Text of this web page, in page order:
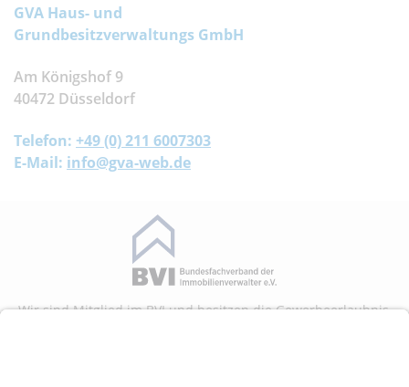
GVA Haus- und
Grundbesitzverwaltungs GmbH
Am Königshof 9
40472 Düsseldorf
Telefon: +49 (0) 211 6007303
E-Mail: info@gva-web.de
Wir sind Mitglied im BVI und besitzen die Gewerbeerlaubnis